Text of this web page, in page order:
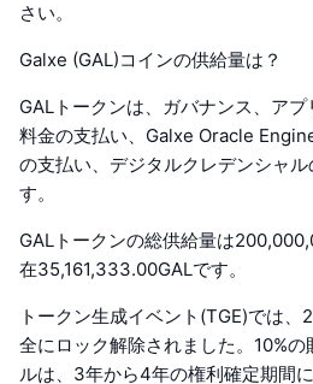
さい。
Galxe (GAL)コインの供給量は？
GALトークンは、ガバナンス、ア
料金の支払い、Galxe Oracle
の支払い、デジタルクレデンシャ
す。
GALトークンの総供給量は
在35,161,333.00GALです。
トークン生成イベント(TGE)では
全にロック解除されました。10%
ルは、3年から4年の権利確定期間